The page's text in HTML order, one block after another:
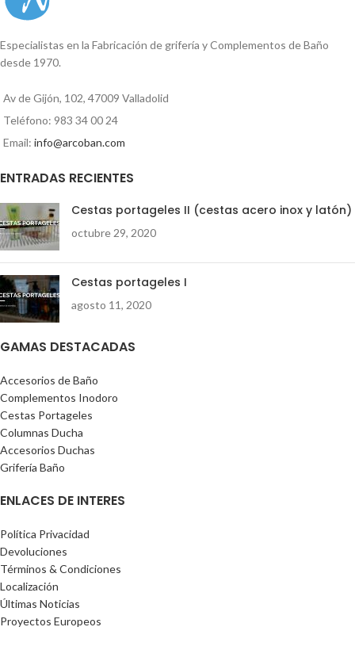
Especialistas en la Fabricación de grifería y Complementos de Baño
desde 1970.
Av de Gijón, 102, 47009 Valladolid
Teléfono: 983 34 00 24
Email: info@arcoban.com
ENTRADAS RECIENTES
Cestas portageles II (cestas acero inox y latón)
octubre 29, 2020
Cestas portageles I
agosto 11, 2020
GAMAS DESTACADAS
Accesorios de Baño
Complementos Inodoro
Cestas Portageles
Columnas Ducha
Accesorios Duchas
Grifería Baño
ENLACES DE INTERES
Política Privacidad
Devoluciones
Términos & Condiciones
Localización
Últimas Noticias
Proyectos Europeos